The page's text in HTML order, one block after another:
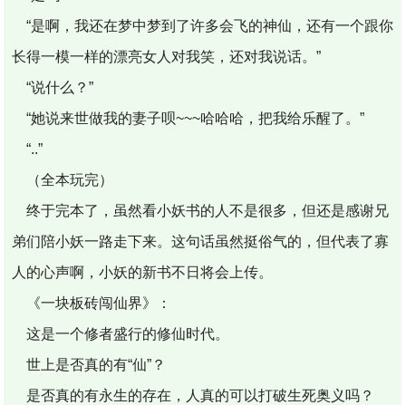
“是啊，我还在梦中梦到了许多会飞的神仙，还有一个跟你
长得一模一样的漂亮女人对我笑，还对我说话。”
“说什么？”
“她说来世做我的妻子呗~~~哈哈哈，把我给乐醒了。”
“..”
（全本玩完）
终于完本了，虽然看小妖书的人不是很多，但还是感谢兄
弟们陪小妖一路走下来。这句话虽然挺俗气的，但代表了寡
人的心声啊，小妖的新书不日将会上传。
《一块板砖闯仙界》：
这是一个修者盛行的修仙时代。
世上是否真的有“仙”？
是否真的有永生的存在，人真的可以打破生死奥义吗？